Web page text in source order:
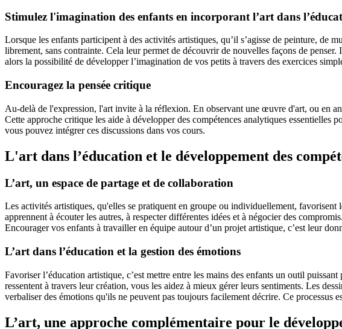
Stimulez l'imagination des enfants en incorporant l’art dans
Lorsque les enfants participent à des activités artistiques, qu’il s’agisse de peinture,
librement, sans contrainte. Cela leur permet de découvrir de nouvelles façons de
alors la possibilité de développer l’imagination de vos petits à travers des exercices
Encouragez la pensée critique
Au-delà de l'expression, l'art invite à la réflexion. En observant une œuvre d'art, ou en
Cette approche critique les aide à développer des compétences analytiques
vous pouvez intégrer ces discussions dans vos cours.
L'art dans l’éducation et le développement des
L’art, un espace de partage et de collaboration
Les activités artistiques, qu'elles se pratiquent en groupe ou individuellement,
apprennent à écouter les autres, à respecter différentes idées et à négocier des
Encourager vos enfants à travailler en équipe autour d’un projet artistique, c’est leur
L’art dans l’éducation et la gestion des émotions
Favoriser l’éducation artistique, c’est mettre entre les mains des enfants un outil
ressentent à travers leur création, vous les aidez à mieux gérer leurs sentiments. Les
verbaliser des émotions qu'ils ne peuvent pas toujours facilement décrire. Ce processus
L’art, une approche complémentaire pour le